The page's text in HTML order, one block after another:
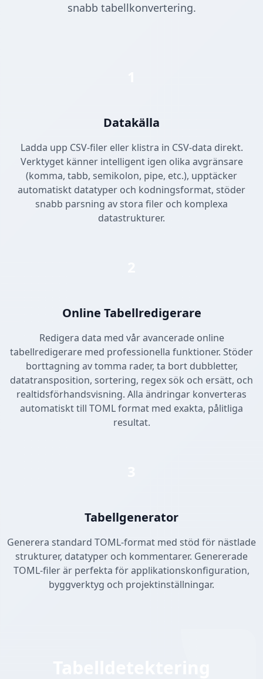
snabb tabellkonvertering.
Datakälla
Ladda upp CSV-filer eller klistra in CSV-data direkt.
Verktyget känner intelligent igen olika avgränsare
(komma, tabb, semikolon, pipe, etc.), upptäcker
automatiskt datatyper och kodningsformat, stöder
snabb parsning av stora filer och komplexa
datastrukturer.
Online Tabellredigerare
Redigera data med vår avancerade online
tabellredigerare med professionella funktioner. Stöder
borttagning av tomma rader, ta bort dubbletter,
datatransposition, sortering, regex sök och ersätt, och
realtidsförhandsvisning. Alla ändringar konverteras
automatiskt till TOML format med exakta, pålitliga
resultat.
Tabellgenerator
Generera standard TOML-format med stöd för nästlade
strukturer, datatyper och kommentarer. Genererade
TOML-filer är perfekta för applikationskonfiguration,
byggverktyg och projektinställningar.